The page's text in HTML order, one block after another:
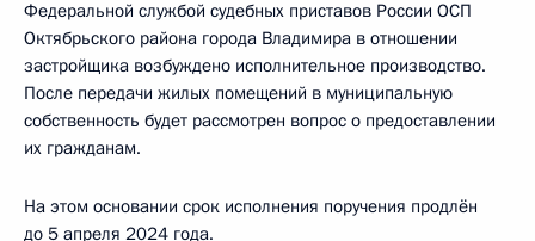
Федеральной службой судебных приставов России ОСП
Октябрьского района города Владимира в отношении
застройщика возбуждено исполнительное производство.
После передачи жилых помещений в муниципальную
собственность будет рассмотрен вопрос о предоставлении
их гражданам.
На этом основании срок исполнения поручения продлён
до 5 апреля 2024 года.